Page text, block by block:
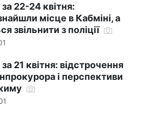
22-24 квітня:
місце в Кабміні, а
звільнити з поліції
21 квітня: відстрочення
і перспективи